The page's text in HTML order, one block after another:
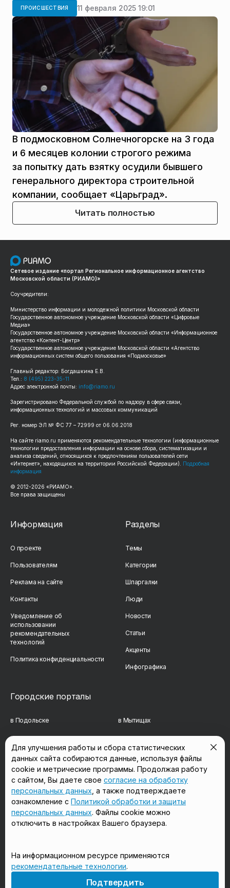
ПРОИСШЕСТВИЯ 11 февраля 2025 19:01
В подмосковном Солнечногорске на 3 года
и 6 месяцев колонии строгого режима
за попытку дать взятку осудили бывшего
генерального директора строительной
компании, сообщает «Царьград».
Читать полностью
Сетевое издание «портал Региональное информационное агентство
Московской области (РИАМО)»
Соучредители:
Министерство информации и молодежной политики Московской области
Государственное автономное учреждение Московской области «Цифровые
Медиа»
Государственное автономное учреждение Московской области «Информационное
агентство «Контент-Центр»
Государственное автономное учреждение Московской области «Агентство
информационных систем общего пользования «Подмосковье»
Главный редактор: Богдашкина Е.В.
Тел.: 8 (495) 223-35-11
Адрес электронной почты: info@riamo.ru
Зарегистрировано Федеральной службой по надзору в сфере связи,
информационных технологий и массовых коммуникаций
Рег. номер ЭЛ № ФС 77 – 72999 от 06.06.2018
На сайте riamo.ru применяются рекомендательные технологии (информационные
технологии предоставления информации на основе сбора, систематизации и
анализа сведений, относящихся к предпочтениям пользователей сети
«Интернет», находящихся на территории Российской Федерации). Подробная
информация
© 2012-2026 «РИАМО».
Все права защищены
Информация
О проекте
Пользователям
Реклама на сайте
Контакты
Уведомление об
использовании
рекомендательных
технологий
Политика конфиденциальности
Разделы
Темы
Категории
Шпаргалки
Люди
Новости
Статьи
Акценты
Инфографика
Городские порталы
в Подольске в Мытищах
в Сергиевом Посаде в Люберцах
в Красногорске в Королёве
в Домодедово в Щёлково
18+
Мы в соцсетях
Для улучшения работы и сбора статистических
данных сайта собираются данные, используя файлы
cookie и метрические программы. Продолжая работу
с сайтом, Вы даете свое согласие на обработку
персональных данных , а также подтверждаете
ознакомление с Политикой обработки и защиты
персональных данных. Файлы cookie можно
отключить в настройках Вашего браузера.
На информационном ресурсе применяются
рекомендательные технологии.
Подтвердить